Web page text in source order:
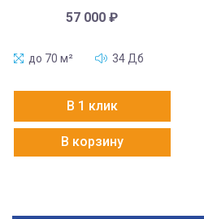
57 000₽
до 70 м² 34 Дб
В 1 клик
В корзину